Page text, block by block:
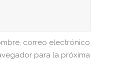
correo electrónico
para la próxima